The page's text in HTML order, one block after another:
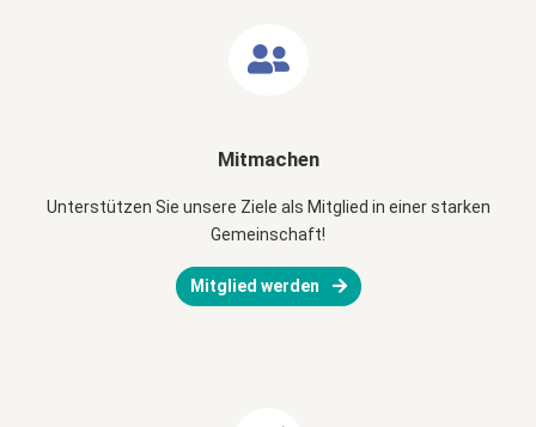
Mitmachen
Unterstützen Sie unsere Ziele als Mitglied in einer starken
Gemeinschaft!
Mitglied werden